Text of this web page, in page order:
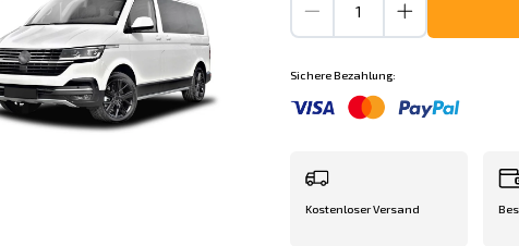
Sichere Bezahlung:
Kostenloser Versand